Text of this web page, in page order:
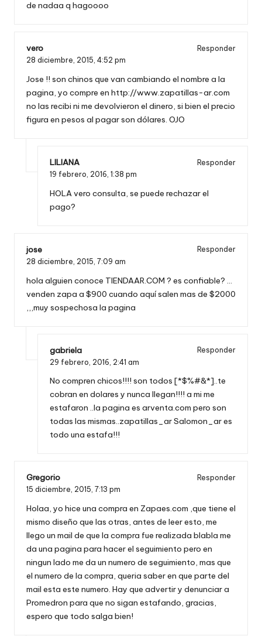
de nadaa q hagoooo
vero
Responder
28 diciembre, 2015, 4:52 pm
Jose !! son chinos que van cambiando el nombre a la
pagina, yo compre en http://www.zapatillas-ar.com
no las recibi ni me devolvieron el dinero, si bien el precio
figura en pesos al pagar son dólares. OJO
LILIANA
Responder
19 febrero, 2016, 1:38 pm
HOLA vero consulta, se puede rechazar el
pago?
jose
Responder
28 diciembre, 2015, 7:09 am
hola alguien conoce TIENDAAR.COM ? es confiable? …
venden zapa a $900 cuando aquí salen mas de $2000
,,,muy sospechosa la pagina
gabriela
Responder
29 febrero, 2016, 2:41 am
No compren chicos!!!! son todos [*$%#&*]..te
cobran en dolares y nunca llegan!!!! a mi me
estafaron ..la pagina es arventa.com pero son
todas las mismas..zapatillas_ar Salomon_ar es
todo una estafa!!!
Gregorio
Responder
15 diciembre, 2015, 7:13 pm
Holaa, yo hice una compra en Zapaes.com ,que tiene el
mismo diseño que las otras, antes de leer esto, me
llego un mail de que la compra fue realizada blabla me
da una pagina para hacer el seguimiento pero en
ningun lado me da un numero de seguimiento, mas que
el numero de la compra, queria saber en que parte del
mail esta este numero. Hay que advertir y denunciar a
Promedron para que no sigan estafando, gracias,
espero que todo salga bien!